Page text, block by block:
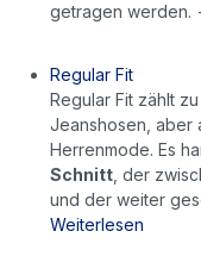
getragen werden.
Regular Fit
Regular Fit zählt
Jeanshosen, aber
Herrenmode. Es
Schnitt , der
und der weiter
Weiterlesen